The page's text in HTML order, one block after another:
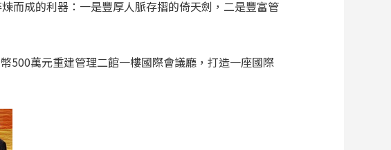
而成的利器：一是豐厚人脈存摺的倚天劍，二是豐富管
500萬元重建管理二館一樓國際會議廳，打造一座國際